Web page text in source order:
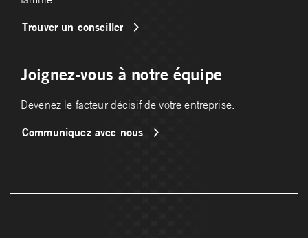
Trouver un conseiller
Joignez-vous à notre équipe
Devenez le facteur décisif de votre entreprise.
Communiquez avec nous